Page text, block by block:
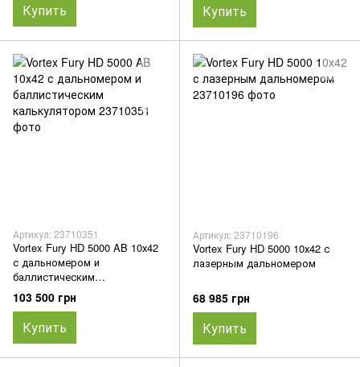
Купить Купить
Артикул: 23710351
Vortex Fury HD 5000 AB 10х42
с дальномером и
баллистическим
калькулятором
103 500 грн
Купить
Артикул: 23710196
Vortex Fury HD 5000 10х42 с
лазерным дальномером
68 985 грн
Купить